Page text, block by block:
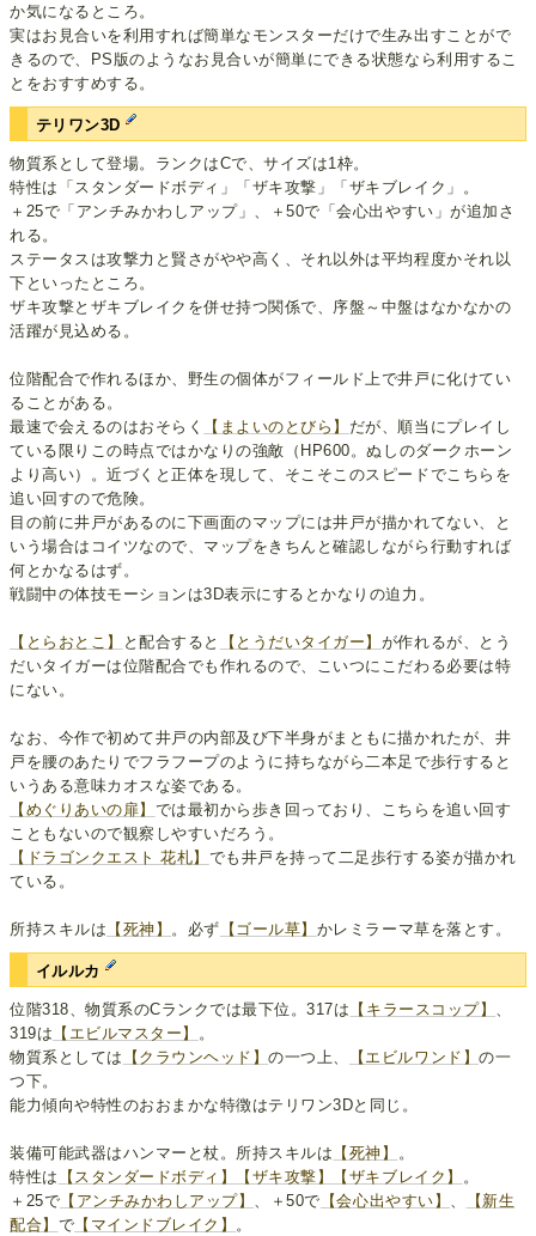
か気になるところ。
実はお見合いを利用すれば簡単なモンスターだけで生み出すことがで
きるので、PS版のようなお見合いが簡単にできる状態なら利用するこ
とをおすすめする。
テリワン3D
物質系として登場。ランクはCで、サイズは1枠。
特性は「スタンダードボディ」「ザキ攻撃」「ザキブレイク」。
＋25で「アンチみかわしアップ」、＋50で「会心出やすい」が追加さ
れる。
ステータスは攻撃力と賢さがやや高く、それ以外は平均程度かそれ以
下といったところ。
ザキ攻撃とザキブレイクを併せ持つ関係で、序盤～中盤はなかなかの
活躍が見込める。
位階配合で作れるほか、野生の個体がフィールド上で井戸に化けてい
ることがある。
最速で会えるのはおそらく
【まよいのとびら】 だが、順当にプレイし
ている限りこの時点ではかなりの強敵（HP600。ぬしのダークホーン
より高い）。近づくと正体を現して、そこそこのスピードでこちらを
追い回すので危険。
目の前に井戸があるのに下画面のマップには井戸が描かれてない、と
いう場合はコイツなので、マップをきちんと確認しながら行動すれば
何とかなるはず。
戦闘中の体技モーションは3D表示にするとかなりの迫力。
【とらおとこ】 と配合すると 【とうだいタイガー】 が作れるが、とう
だいタイガーは位階配合でも作れるので、こいつにこだわる必要は特
にない。
なお、今作で初めて井戸の内部及び下半身がまともに描かれたが、井
戸を腰のあたりでフラフープのように持ちながら二本足で歩行すると
いうある意味カオスな姿である。
【めぐりあいの扉】 では最初から歩き回っており、こちらを追い回す
こともないので観察しやすいだろう。
【ドラゴンクエスト 花札】 でも井戸を持って二足歩行する姿が描かれ
ている。
所持スキルは 【死神】 。必ず 【ゴール草】 かレミラーマ草を落とす。
イルルカ
位階318、物質系のCランクでは最下位。317は 【キラースコップ】 、
319は 【エビルマスター】 。
物質系としては
【クラウンヘッド】の一つ上、 【エビルワンド】の一
つ下。
能力傾向や特性のおおまかな特徴はテリワン3Dと同じ。
装備可能武器はハンマーと杖。所持スキルは 【死神】 。
特性は
【スタンダードボディ】 【ザキ攻撃】 【ザキブレイク】 。
＋25で 【アンチみかわしアップ】 、＋50で 【会心出やすい】 、
【新生
配合】 で 【マインドブレイク】 。